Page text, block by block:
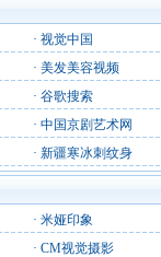
· 视觉中国
· 美发美容视频
· 谷歌搜索
· 中国京剧艺术网
· 新疆寒冰刺纹身
· 米娅印象
· CM视觉摄影